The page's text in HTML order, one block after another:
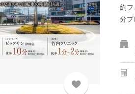
約フ
分プ